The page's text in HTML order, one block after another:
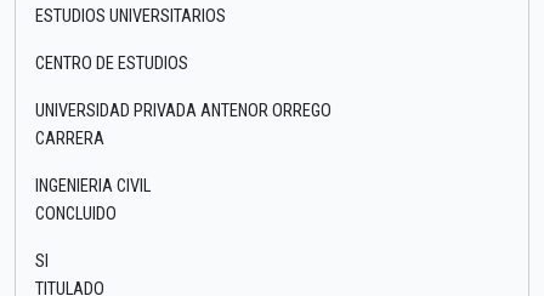
ESTUDIOS UNIVERSITARIOS
CENTRO DE ESTUDIOS
UNIVERSIDAD PRIVADA ANTENOR ORREGO
CARRERA
INGENIERIA CIVIL
CONCLUIDO
SI
TITULADO